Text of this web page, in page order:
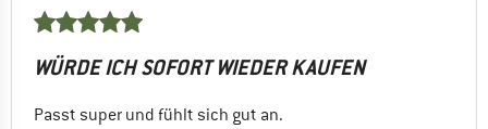
WÜRDE ICH SOFORT WIEDER KAUFEN
Passt super und fühlt sich gut an.